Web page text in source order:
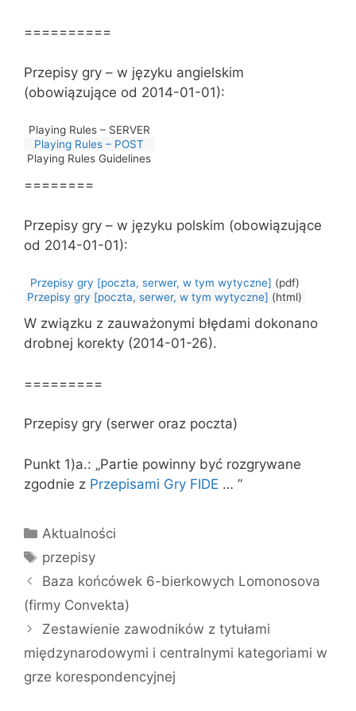
==========
Przepisy gry – w języku angielskim
(obowiązujące od 2014-01-01):
Playing Rules – SERVER
Playing Rules – POST
Playing Rules Guidelines
========
Przepisy gry – w języku polskim (obowiązujące
od 2014-01-01):
Przepisy gry [poczta, serwer, w tym wytyczne] (pdf)
Przepisy gry [poczta, serwer, w tym wytyczne] (html)
W związku z zauważonymi błędami dokonano
drobnej korekty (2014-01-26).
=========
Przepisy gry (serwer oraz poczta)
Punkt 1)a.: „Partie powinny być rozgrywane
zgodnie z Przepisami Gry FIDE … ”
Kategorie
Aktualności
Tagi
przepisy
Baza końcówek 6-bierkowych Lomonosova
(firmy Convekta)
Zestawienie zawodników z tytułami
międzynarodowymi i centralnymi kategoriami w
grze korespondencyjnej